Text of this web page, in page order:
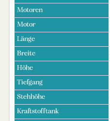
Motoren
Motor
Länge
Breite
Höhe
Tiefgang
Stehhöhe
Kraftstofftank